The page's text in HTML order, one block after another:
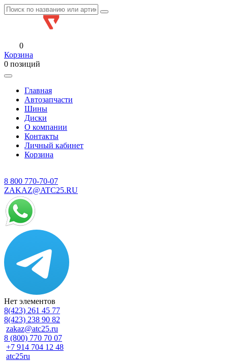
0
Корзина
0 позиций
Главная
Автозапчасти
Шины
Диски
О компании
Контакты
Личный кабинет
Корзина
8 800 770-70-07
ZAKAZ@ATC25.RU
Нет элементов
8(423) 261 45 77
8(423) 238 90 82
zakaz@atc25.ru
8 (800) 770 70 07
+7 914 704 12 48
atc25ru